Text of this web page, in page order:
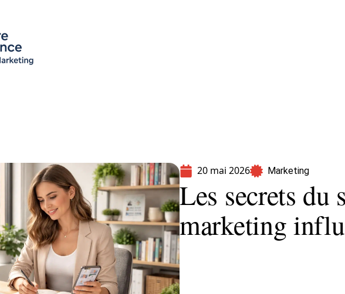
20 mai 2026 Marketing
Les secrets du
marketing